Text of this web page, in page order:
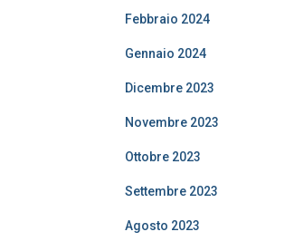
Febbraio 2024
Gennaio 2024
Dicembre 2023
Novembre 2023
Ottobre 2023
Settembre 2023
Agosto 2023